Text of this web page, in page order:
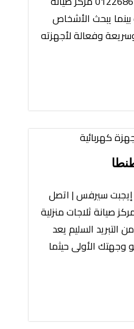
بينما يبحث الأشخاص
وفعالة لأجهزته
إيجبت سيرفس | اتصل
حيث مركز صيانة ثلاجات منزلية
التبريد السليم يعد
وجهتك الأولى حيثما